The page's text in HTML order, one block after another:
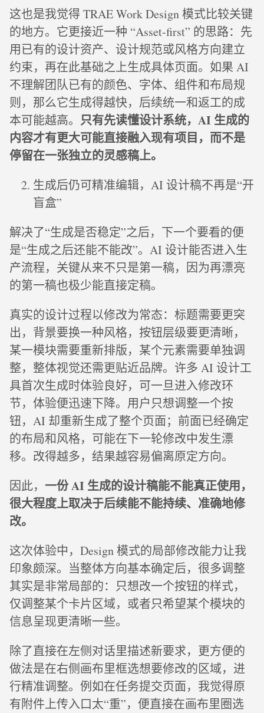
这也是我觉得 TRAE Work Design 模式比较关键
的地方。它更接近一种 “Asset-first” 的思路：先
用已有的设计资产、设计规范或风格方向建立
约束，再在此基础之上生成具体页面。如果 AI
不理解团队已有的颜色、字体、组件和布局规
则，那么它生成得越快，后续统一和返工的成
本可能越高。 只有先读懂设计系统，AI 生成的
内容才有更大可能直接融入现有项目，而不是
停留在一张独立的灵感稿上。
生成后仍可精准编辑，AI 设计稿不再是“开
盲盒”
解决了“生成是否稳定”之后，下一个要看的便
是“生成之后还能不能改”。AI 设计能否进入生
产流程，关键从来不只是第一稿，因为再漂亮
的第一稿也极少能直接定稿。
真实的设计过程以修改为常态：标题需要更突
出，背景要换一种风格，按钮层级要更清晰，
某一模块需要重新排版，某个元素需要单独调
整，整体视觉还需更贴近品牌。许多 AI 设计工
具首次生成时体验良好，可一旦进入修改环
节，体验便迅速下降。用户只想调整一个按
钮，AI 却重新生成了整个页面；前面已经确定
的布局和风格，可能在下一轮修改中发生漂
移。改得越多，结果越容易偏离原定方向。
因此， 一份 AI 生成的设计稿能不能真正使用，
很大程度上取决于后续能不能持续、准确地修
改。
这次体验中，Design 模式的局部修改能力让我
印象颇深。当整体方向基本确定后，很多调整
其实是非常局部的：只想改一个按钮的样式，
仅调整某个卡片区域，或者只希望某个模块的
信息呈现更清晰一些。
除了直接在左侧对话里描述新要求，更方便的
做法是在右侧画布里框选想要修改的区域，进
行精准调整。例如在任务提交页面，我觉得原
有附件上传入口太“重”，便直接在画布里圈选